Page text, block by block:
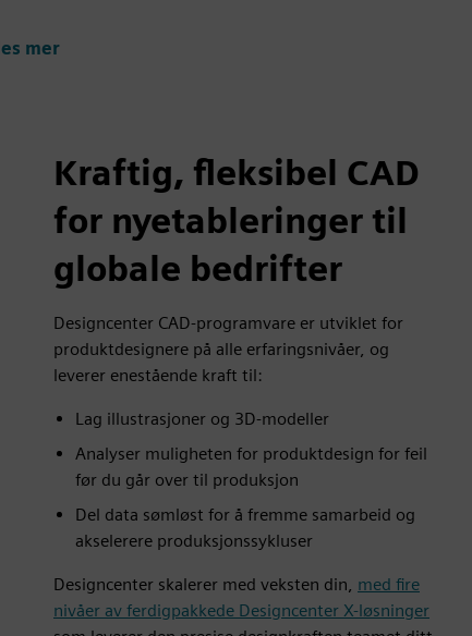
les mer
Kraftig, fleksibel CAD
for nyetableringer til
globale bedrifter
Designcenter CAD-programvare er utviklet for
produktdesignere på alle erfaringsnivåer, og
leverer enestående kraft til:
Lag illustrasjoner og 3D-modeller
Analyser muligheten for produktdesign for feil
før du går over til produksjon
Del data sømløst for å fremme samarbeid og
akselerere produksjonssykluser
Designcenter skalerer med veksten din, med fire
nivåer av ferdigpakkede Designcenter X-løsninger